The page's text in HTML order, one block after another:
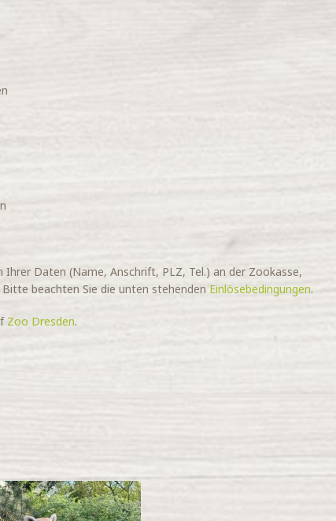
Daten (Name, Anschrift, PLZ, Tel.) an der Zookasse,
beachten Sie die unten stehenden Einlösebedingungen.
Zoo Dresden.